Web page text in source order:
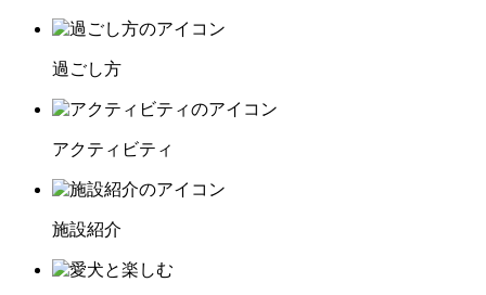
過ごし方
アクティビティ
施設紹介